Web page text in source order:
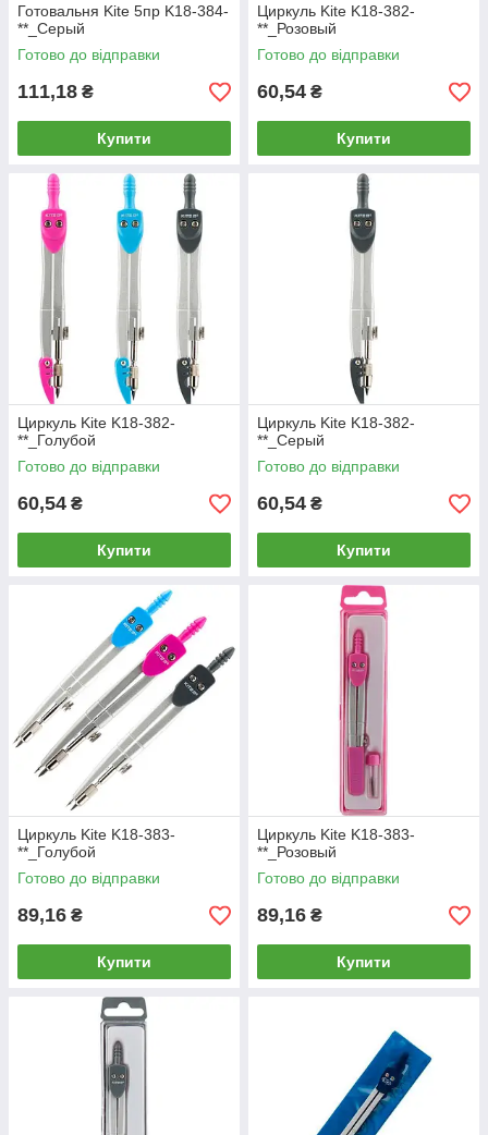
Готовальня Kite 5пр K18-384-
**_Серый
Готово до відправки
111,18 ₴
Купити
Циркуль Kite K18-382-
**_Розовый
Готово до відправки
60,54 ₴
Купити
Циркуль Kite K18-382-
**_Голубой
Готово до відправки
60,54 ₴
Купити
Циркуль Kite K18-382-
**_Серый
Готово до відправки
60,54 ₴
Купити
Циркуль Kite K18-383-
**_Голубой
Готово до відправки
89,16 ₴
Купити
Циркуль Kite K18-383-
**_Розовый
Готово до відправки
89,16 ₴
Купити